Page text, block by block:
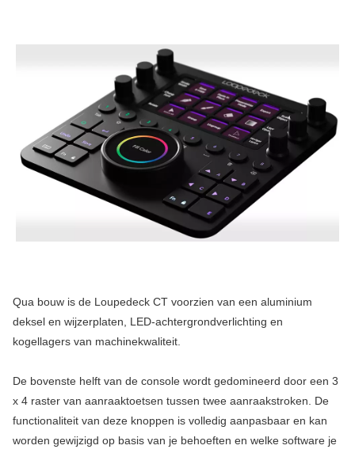
Qua bouw is de Loupedeck CT voorzien van een aluminium
deksel en wijzerplaten, LED-achtergrondverlichting en
kogellagers van machinekwaliteit.
De bovenste helft van de console wordt gedomineerd door een 3
x 4 raster van aanraaktoetsen tussen twee aanraakstroken. De
functionaliteit van deze knoppen is volledig aanpasbaar en kan
worden gewijzigd op basis van je behoeften en welke software je